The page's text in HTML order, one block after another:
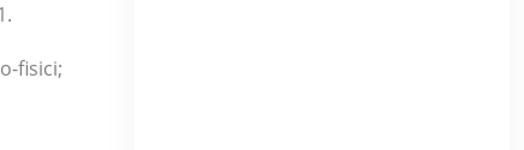
fisici;